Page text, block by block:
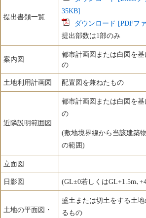
提出書類一覧
35KB]
ダウンロード [PDFフ
提出部数は1部のみ
案内図
都市計画図または白図を基
の
土地利用計画図 配置図を兼ねたもの
近隣説明範囲図
都市計画図または白図を基
の
(敷地境界線から当該建築
の範囲)
立面図
日影図 (GL±0若しくはGL+1.5m､
土地の平面図・
盛土または切土をする土
るもの